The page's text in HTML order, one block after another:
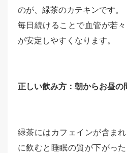
のが、緑茶のカテキンです。
毎日続けることで血管が若
が安定しやすくなります。
正しい飲み方：朝からお昼の
緑茶にはカフェインが含ま
に飲むと睡眠の質が下がっ